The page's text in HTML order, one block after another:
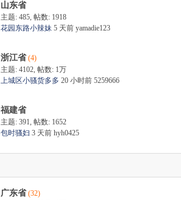
山东省
主题: 485, 帖数: 1918
花园东路小辣妹 5 天前 yamadie123
浙江省(4)
主题: 4102, 帖数: 1万
上城区小骚货多多 20 小时前 5259666
福建省
主题: 391, 帖数: 1652
包时骚妇 3 天前 hyh0425
广东省(32)